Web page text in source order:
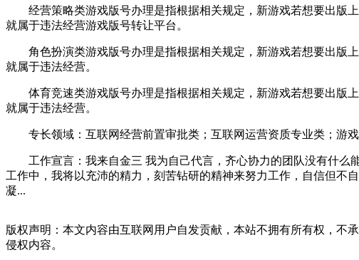
经营策略类游戏版号办理是指根据相关规定，新游戏若想要出版
就属于违法经营游戏版号转让平台。
角色扮演类游戏版号办理是指根据相关规定，新游戏若想要出版
就属于违法经营。
体育竞速类游戏版号办理是指根据相关规定，新游戏若想要出版
就属于违法经营。
专长领域：互联网经营前置审批类；互联网运营资质专业类；游戏
工作宣言：我来自金三 我为自己代言，齐心协力的团队没有什么
工作中，我将以充沛的精力，刻苦钻研的精神来努力工作，自信但不
凝...
版权声明：本文内容由互联网用户自发贡献，本站不拥有所有权，不
侵权内容。